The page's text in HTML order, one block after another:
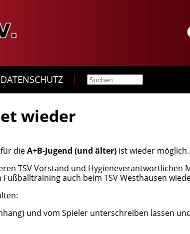
DATENSCHUTZ
wieder
dieA+B-Jugend (und älter)ist wieder möglich.
TSV Vorstand und Hygieneverantwortlichen
auch beim TSV Westhausen
und vom Spieler unterschreiben lassen